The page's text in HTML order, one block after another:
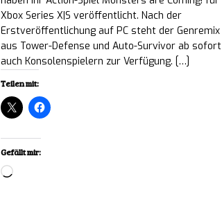
Xbox Series X|S veröffentlicht. Nach der
Erstveröffentlichung auf PC steht der Genremix
aus Tower-Defense und Auto-Survivor ab sofort
auch Konsolenspielern zur Verfügung. […]
Teilen mit:
Gefällt mir:
Loading…